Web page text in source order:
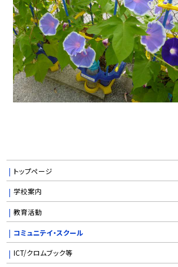
トップページ
学校案内
教育活動
コミュニテイ・スクール
ICT/クロムブック等